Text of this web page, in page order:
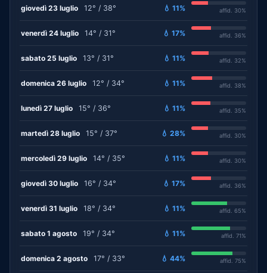
giovedì 23 luglio 12° / 38° 💧 11% affid. 30%
venerdì 24 luglio 14° / 31° 💧 17% affid. 36%
sabato 25 luglio 13° / 31° 💧 11% affid. 32%
domenica 26 luglio 12° / 34° 💧 11% affid. 38%
lunedì 27 luglio 15° / 36° 💧 11% affid. 35%
martedì 28 luglio 15° / 37° 💧 28% affid. 30%
mercoledì 29 luglio 14° / 35° 💧 11% affid. 30%
giovedì 30 luglio 16° / 34° 💧 17% affid. 36%
venerdì 31 luglio 18° / 34° 💧 11% affid. 65%
sabato 1 agosto 19° / 34° 💧 11% affid. 71%
domenica 2 agosto 17° / 33° 💧 44% affid. 75%